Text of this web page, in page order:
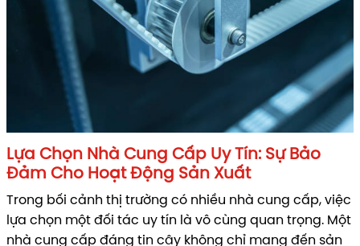
Lựa Chọn Nhà Cung Cấp Uy Tín: Sự Bảo
Đảm Cho Hoạt Động Sản Xuất
Trong bối cảnh thị trường có nhiều nhà cung cấp, việc
lựa chọn một đối tác uy tín là vô cùng quan trọng. Một
nhà cung cấp đáng tin cậy không chỉ mang đến sản